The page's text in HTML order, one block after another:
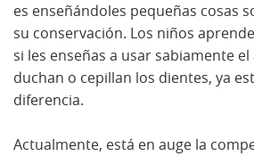
es enseñándoles pequeñas cosas
su conservación. Los niños
si les enseñas a usar sabiamente
duchan o cepillan los dientes, ya
diferencia.
Actualmente, está en auge la